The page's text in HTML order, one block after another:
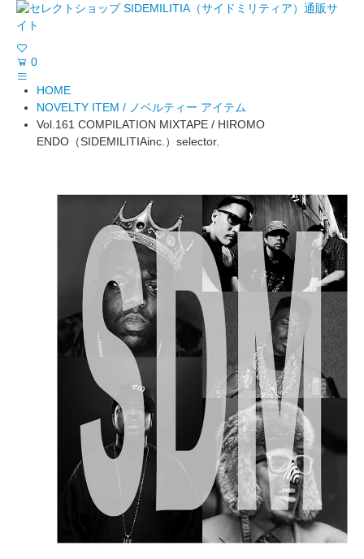
0
HOME
NOVELTY ITEM / ノベルティー アイテム
Vol.161 COMPILATION MIXTAPE / HIROMO
ENDO（SIDEMILITIAinc.）selector.